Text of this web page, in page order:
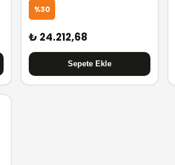
%30
₺ 24.212,68